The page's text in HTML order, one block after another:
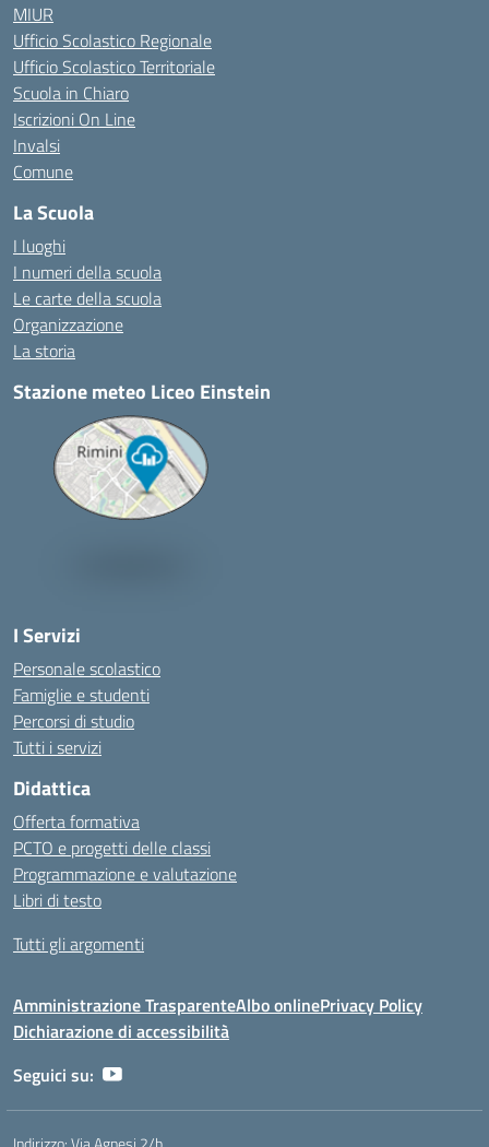
MIUR
Ufficio Scolastico Regionale
Ufficio Scolastico Territoriale
Scuola in Chiaro
Iscrizioni On Line
Invalsi
Comune
La Scuola
I luoghi
I numeri della scuola
Le carte della scuola
Organizzazione
La storia
Stazione meteo Liceo Einstein
I Servizi
Personale scolastico
Famiglie e studenti
Percorsi di studio
Tutti i servizi
Didattica
Offerta formativa
PCTO e progetti delle classi
Programmazione e valutazione
Libri di testo
Tutti gli argomenti
Amministrazione TrasparenteAlbo onlinePrivacy Policy
Dichiarazione di accessibilità
Seguici su: